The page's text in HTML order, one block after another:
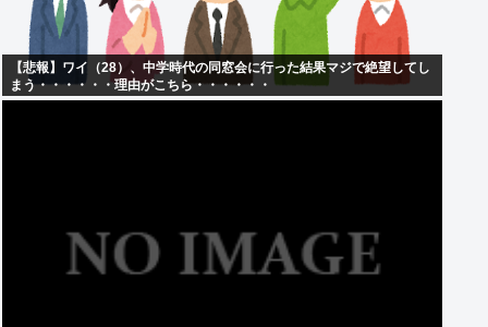
【悲報】ワイ（28）、中学時代の同窓会に行った結果マジで絶望してし
まう・・・・・・理由がこちら・・・・・・